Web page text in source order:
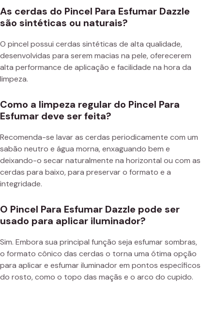
As cerdas do Pincel Para Esfumar Dazzle
são sintéticas ou naturais?
O pincel possui cerdas sintéticas de alta qualidade,
desenvolvidas para serem macias na pele, oferecerem
alta performance de aplicação e facilidade na hora da
limpeza.
Como a limpeza regular do Pincel Para
Esfumar deve ser feita?
Recomenda-se lavar as cerdas periodicamente com um
sabão neutro e água morna, enxaguando bem e
deixando-o secar naturalmente na horizontal ou com as
cerdas para baixo, para preservar o formato e a
integridade.
O Pincel Para Esfumar Dazzle pode ser
usado para aplicar iluminador?
Sim. Embora sua principal função seja esfumar sombras,
o formato cônico das cerdas o torna uma ótima opção
para aplicar e esfumar iluminador em pontos específicos
do rosto, como o topo das maçãs e o arco do cupido.